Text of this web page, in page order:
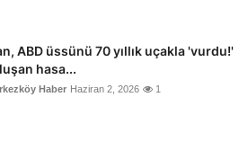
ABD üssünü 70 yıllık uçakla 'vurdu!'
hasa...
Haber Haziran 2, 2026 1